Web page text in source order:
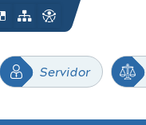
Servidor